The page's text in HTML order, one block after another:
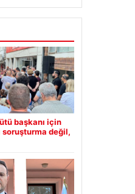
başkanı için
soruşturma değil,